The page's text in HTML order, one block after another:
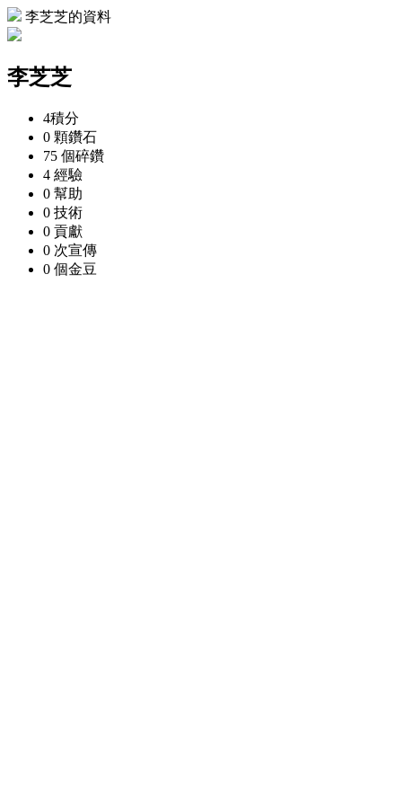
李芝芝的資料
李芝芝
4積分
0 顆鑽石
75 個碎鑽
4 經驗
0 幫助
0 技術
0 貢獻
0 次宣傳
0 個金豆